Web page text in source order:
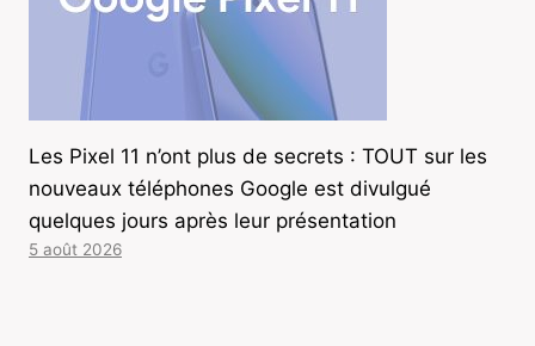
Les Pixel 11 n’ont plus de secrets : TOUT sur les
nouveaux téléphones Google est divulgué
quelques jours après leur présentation
5 août 2026